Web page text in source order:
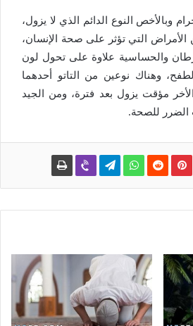
وبالأخص النوع الدائم الذي لا يزول،
الأمراض التي تؤثر على صحة الإنسان،
والحساسية علاوة على تحول لون
وهناك نوعين من التاتو أحدهما
مؤقت يزول بعد فترة، ومن الجيد
الضرر للصحة.